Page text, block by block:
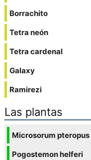
Borrachito
Tetra neón
Tetra cardenal
Galaxy
Ramirezi
Las plantas
Microsorum pteropus
Pogostemon helferi